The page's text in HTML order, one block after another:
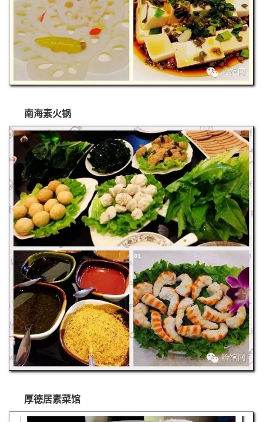
南海素火锅
厚德居素菜馆